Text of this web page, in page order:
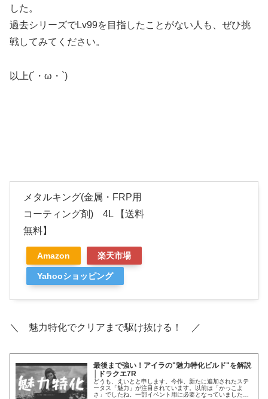
した。
過去シリーズでLv99を目指したことがない人も、ぜひ挑
戦してみてください。
以上(´・ω・`)
メタルキング(金属・FRP用
コーティング剤) 4L 【送料
無料】
Amazon 楽天市場
Yahooショッピング
＼ 魅力特化でクリアまで駆け抜ける！ ／
最後まで強い！アイラの"魅力特化ビルド"を解説
│ドラクエ7R
どうも、えいとと申します。今作、新たに追加されたステ
ータス「魅力」が注目されています。以前は「かっこよ
さ」でしたね。一部イベント用に必要となっていましたが